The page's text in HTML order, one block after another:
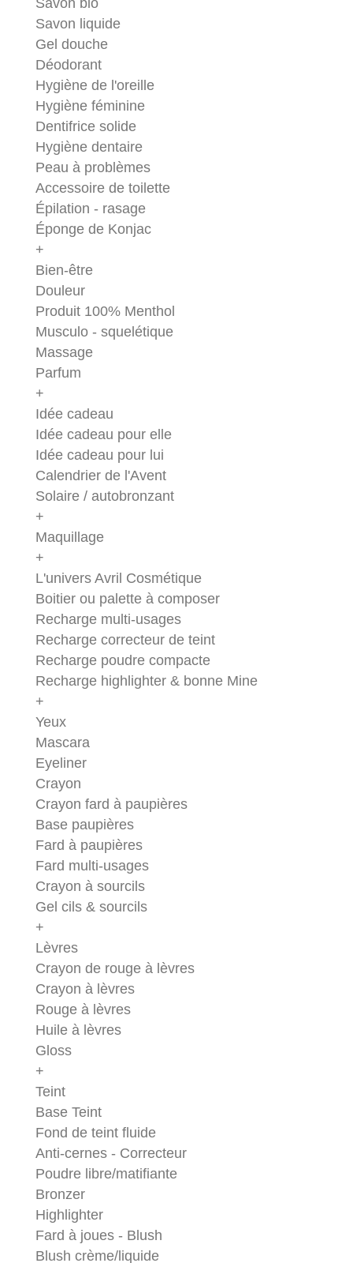
Savon bio
Savon liquide
Gel douche
Déodorant
Hygiène de l'oreille
Hygiène féminine
Dentifrice solide
Hygiène dentaire
Peau à problèmes
Accessoire de toilette
Épilation - rasage
Éponge de Konjac
+
Bien-être
Douleur
Produit 100% Menthol
Musculo - squelétique
Massage
Parfum
+
Idée cadeau
Idée cadeau pour elle
Idée cadeau pour lui
Calendrier de l'Avent
Solaire / autobronzant
+
Maquillage
+
L'univers Avril Cosmétique
Boitier ou palette à composer
Recharge multi-usages
Recharge correcteur de teint
Recharge poudre compacte
Recharge highlighter & bonne Mine
+
Yeux
Mascara
Eyeliner
Crayon
Crayon fard à paupières
Base paupières
Fard à paupières
Fard multi-usages
Crayon à sourcils
Gel cils & sourcils
+
Lèvres
Crayon de rouge à lèvres
Crayon à lèvres
Rouge à lèvres
Huile à lèvres
Gloss
+
Teint
Base Teint
Fond de teint fluide
Anti-cernes - Correcteur
Poudre libre/matifiante
Bronzer
Highlighter
Fard à joues - Blush
Blush crème/liquide